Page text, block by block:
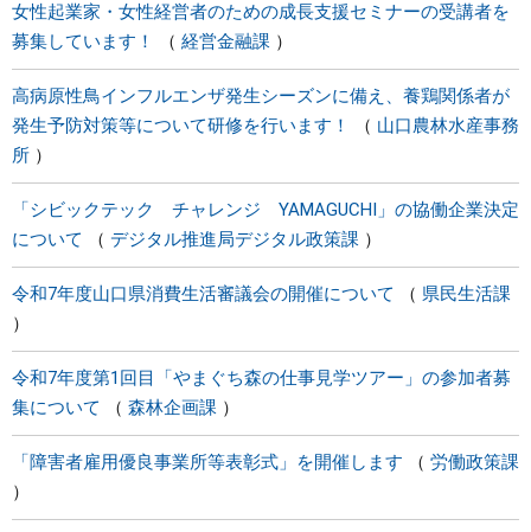
女性起業家・女性経営者のための成長支援セミナーの受講者を
募集しています！
経営金融課
高病原性鳥インフルエンザ発生シーズンに備え、養鶏関係者が
発生予防対策等について研修を行います！
山口農林水産事務
所
「シビックテック チャレンジ YAMAGUCHI」の協働企業決定
について
デジタル推進局デジタル政策課
令和7年度山口県消費生活審議会の開催について 県民生活課
令和7年度第1回目「やまぐち森の仕事見学ツアー」の参加者募
集について
森林企画課
「障害者雇用優良事業所等表彰式」を開催します 労働政策課